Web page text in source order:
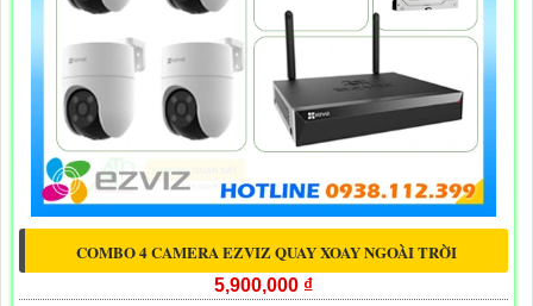
COMBO 4 CAMERA EZVIZ QUAY XOAY NGOÀI TRỜI
5,900,000 ₫